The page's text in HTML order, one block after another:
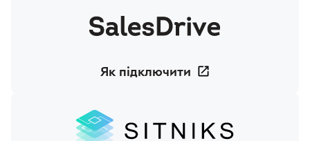
Як підключити